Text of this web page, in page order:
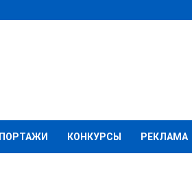
КОНКУРСЫ РЕКЛАМА